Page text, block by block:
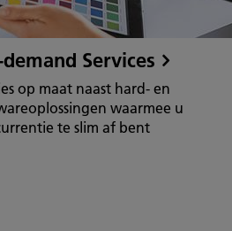
Services
op maat naast hard- en
waarmee u
te slim af bent